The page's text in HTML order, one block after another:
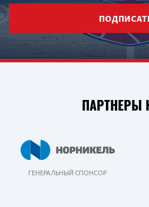
ПАРТНЕРЫ
ГЕНЕРАЛЬНЫЙ СПОНСОР